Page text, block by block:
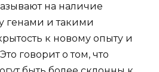
на наличие
генами и такими
к новому опыту и
говорит о том, что